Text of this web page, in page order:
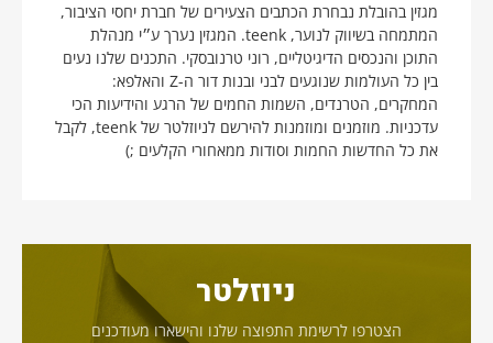
מגזין בהובלת נבחרת הכתבים הצעירים של חברת יחסי הציבור,
המתמחה בשיווק לנוער, teenk. המגזין נערך ע״י מנהלת
התוכן והנכסים הדיגיטליים, רוני טרנובסקי. התכנים שלנו נעים
בין כל העולמות שנוגעים לבני ובנות דור ה-Z והאלפא:
המחקרים, הטרנדים, השמות החמים של הרגע והידיעות הכי
עדכניות. מוזמנים ומוזמנות להירשם לניוזלטר של teenk, לקבל
את כל החדשות החמות וסודות ממאחורי הקלעים ;)
ניוזלטר
הצטרפו לרשימת התפוצה שלנו והישארו מעודכנים